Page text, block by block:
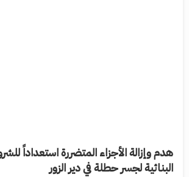
هدم وإزالة الأجزاء المتضررة استعداداً
البنائية لجسر حطلة في دير الزور